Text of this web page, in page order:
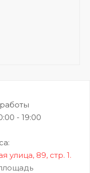
- 19:00
улица, 89, стр. 1.